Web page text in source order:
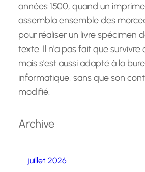
années 1500, quand un
assembla ensemble des
pour réaliser un livre spécimen
texte. Il n'a pas fait que survivre
mais s'est aussi adapté à la
informatique, sans que son
modifié.
Archive
juillet 2026